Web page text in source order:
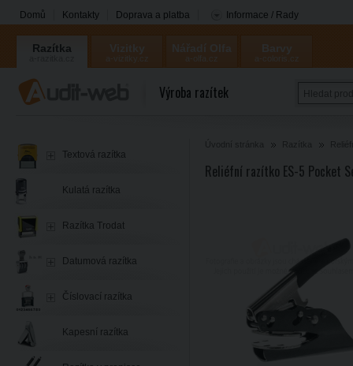
Domů Kontakty Doprava a platba Informace / Rady
Razítka
Coloris
Výroba razítek
Reliéfní razítko ES-5 Pocket
Textová razítka
Kulatá razítka
Razítka Trodat
Datumová razítka
Číslovací razítka
Kapesní razítka